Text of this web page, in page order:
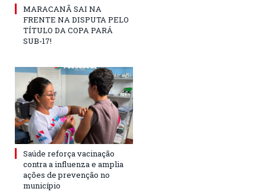
MARACANÃ SAI NA
FRENTE NA DISPUTA PELO
TÍTULO DA COPA PARÁ
SUB-17!
Saúde reforça vacinação
contra a influenza e amplia
ações de prevenção no
município